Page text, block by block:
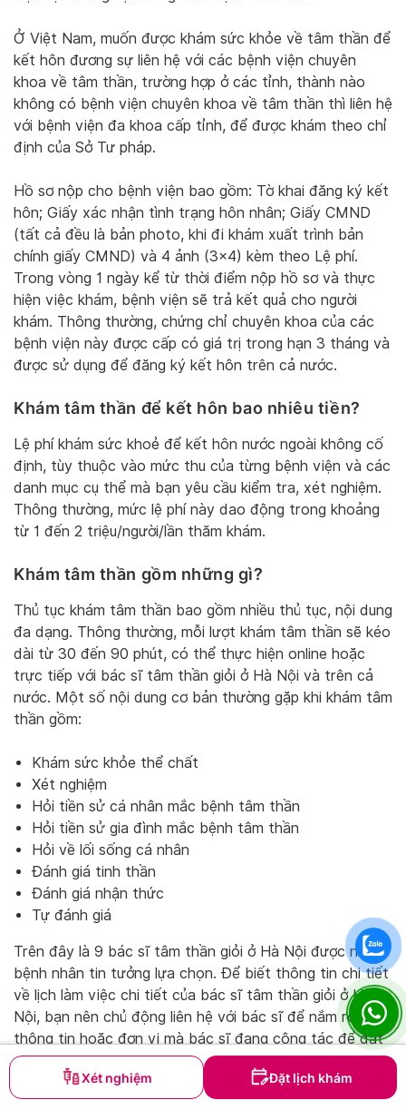
Xét nghiệm Đặt lịch khám
Ở Việt Nam, muốn được khám sức khỏe về tâm thần để
kết hôn đương sự liên hệ với các bệnh viện chuyên
khoa về tâm thần, trường hợp ở các tỉnh, thành nào
không có bệnh viện chuyên khoa về tâm thần thì liên hệ
với bệnh viện đa khoa cấp tỉnh, để được khám theo chỉ
định của Sở Tư pháp.
Hồ sơ nộp cho bệnh viện bao gồm: Tờ khai đăng ký kết
hôn; Giấy xác nhận tình trạng hôn nhân; Giấy CMND
(tất cả đều là bản photo, khi đi khám xuất trình bản
chính giấy CMND) và 4 ảnh (3×4) kèm theo Lệ phí.
Trong vòng 1 ngày kể từ thời điểm nộp hồ sơ và thực
hiện việc khám, bệnh viện sẽ trả kết quả cho người
khám. Thông thường, chứng chỉ chuyên khoa của các
bệnh viện này được cấp có giá trị trong hạn 3 tháng và
được sử dụng để đăng ký kết hôn trên cả nước.
Khám tâm thần để kết hôn bao nhiêu tiền?
Lệ phí khám sức khoẻ để kết hôn nước ngoài không cố
định, tùy thuộc vào mức thu của từng bệnh viện và các
danh mục cụ thể mà bạn yêu cầu kiểm tra, xét nghiệm.
Thông thường, mức lệ phí này dao động trong khoảng
từ 1 đến 2 triệu/người/lần thăm khám.
Khám tâm thần gồm những gì?
Thủ tục khám tâm thần bao gồm nhiều thủ tục, nội dung
đa dạng. Thông thường, mỗi lượt khám tâm thần sẽ kéo
dài từ 30 đến 90 phút, có thể thực hiện online hoặc
trực tiếp với bác sĩ tâm thần giỏi ở Hà Nội và trên cả
nước. Một số nội dung cơ bản thường gặp khi khám tâm
thần gồm:
Khám sức khỏe thể chất
Xét nghiệm
Hỏi tiền sử cá nhân mắc bệnh tâm thần
Hỏi tiền sử gia đình mắc bệnh tâm thần
Hỏi về lối sống cá nhân
Đánh giá tinh thần
Đánh giá nhận thức
Tự đánh giá
Trên đây là 9 bác sĩ tâm thần giỏi ở Hà Nội được nhiều
bệnh nhân tin tưởng lựa chọn. Để biết thông tin chi tiết
về lịch làm việc chi tiết của bác sĩ tâm thần giỏi ở Hà
Nội, bạn nên chủ động liên hệ với bác sĩ để nắm rõ hơn
thông tin hoặc đơn vị mà bác sĩ đang công tác để đặt
lịch hẹn khám chữa bệnh.